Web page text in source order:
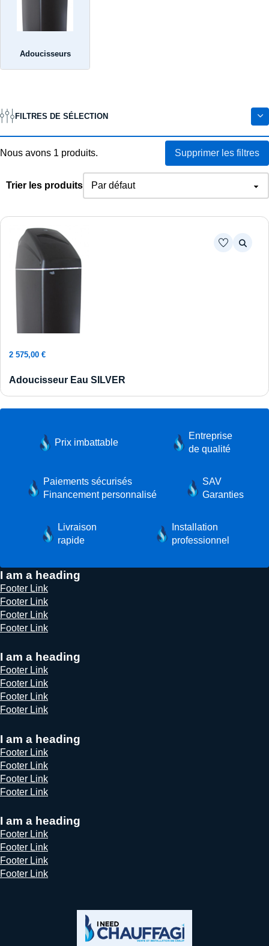
Adoucisseurs
FILTRES DE SÉLECTION
Nous avons 1 produits. Supprimer les filtres
Trier les produits
2 575,00 €
Adoucisseur Eau SILVER
Prix imbattable
Entreprise
de qualité
Paiements sécurisés
Financement personnalisé
SAV
Garanties
Livraison
rapide
Installation
professionnel
I am a heading
Footer Link
Footer Link
Footer Link
Footer Link
I am a heading
Footer Link
Footer Link
Footer Link
Footer Link
I am a heading
Footer Link
Footer Link
Footer Link
Footer Link
I am a heading
Footer Link
Footer Link
Footer Link
Footer Link